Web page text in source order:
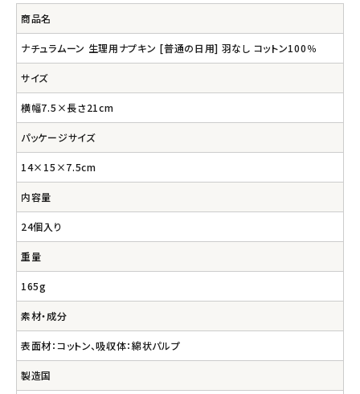
商品名
ナチュラムーン 生理用ナプキン [普通の日用] 羽なし コットン100％
サイズ
横幅7.5×長さ21cm
パッケージサイズ
14×15×7.5cm
内容量
24個入り
重量
165g
素材・成分
表面材：コットン、吸収体：綿状パルプ
製造国